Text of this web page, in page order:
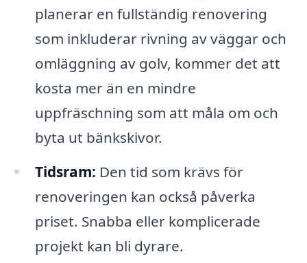
planerar en fullständig renovering
som inkluderar rivning av väggar och
omläggning av golv, kommer det att
kosta mer än en mindre
uppfräschning som att måla om och
byta ut bänkskivor.
Tidsram: Den tid som krävs för
renoveringen kan också påverka
priset. Snabba eller komplicerade
projekt kan bli dyrare.